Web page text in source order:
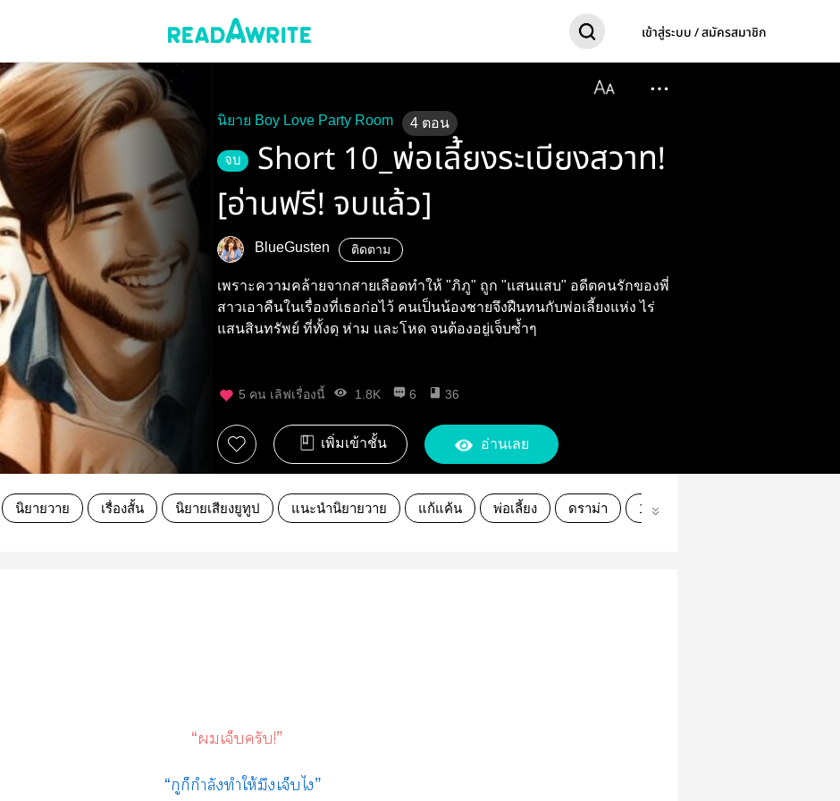
เข้าสู่ระบบ / สมัครสมาชิก
นิยาย Boy Love Party Room 4 ตอน
จบ
Short 10_พ่อเลี้่ยงระเบียงสวาท!
[อ่านฟรี! จบแล้ว]
BlueGusten ติดตาม
เพราะความคล้ายจากสายเลือดทำให้ "ภิภู" ถูก "แสนแสบ" อดีตคนรักของพี่
สาวเอาคืนในเรื่องที่เธอก่อไว้ คนเป็นน้องชายจึงฝืนทนกับพ่อเลี้ยงแห่ง ไร่
แสนสินทรัพย์ ที่ทั้งดุ ห่าม และโหด จนต้องอยู่เจ็บซ้ำๆ
5 คน เลิฟเรื่องนี้ 1.8K 6 36
เพิ่มเข้าชั้น อ่านเลย
นิยายวาย เรื่องสั้น นิยายเสียงยูทูป แนะนำนิยายวาย แก้แค้น พ่อเลี้ยง ดราม่า 13+
“เจ็บครับ!”
“กูก็กำลังทำให้มึงเจ็บไ”